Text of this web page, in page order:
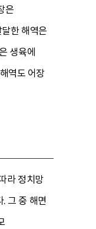
은
한 해역은
생육에
역도 어장
라 정치망
그 중 해면